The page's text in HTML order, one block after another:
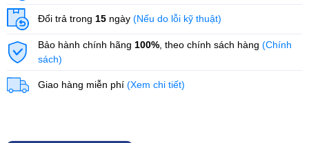
Đổi trả trong 15 ngày (Nếu do lỗi kỹ thuật)
Bảo hành chính hãng 100% , theo chính sách hàng (Chính
sách)
Giao hàng miễn phí (Xem chi tiết)